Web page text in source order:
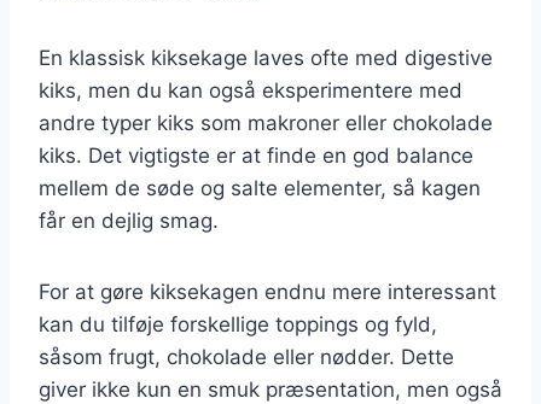
En klassisk kiksekage laves ofte med digestive
kiks, men du kan også eksperimentere med
andre typer kiks som makroner eller chokolade
kiks. Det vigtigste er at finde en god balance
mellem de søde og salte elementer, så kagen
får en dejlig smag.
For at gøre kiksekagen endnu mere interessant
kan du tilføje forskellige toppings og fyld,
såsom frugt, chokolade eller nødder. Dette
giver ikke kun en smuk præsentation, men også